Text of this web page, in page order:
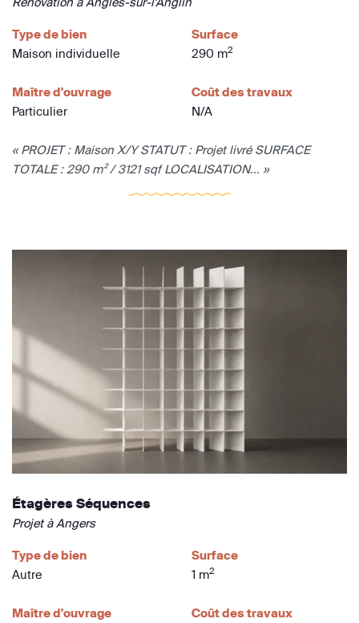
Type de bien
Maison individuelle
Surface
290 m2
Maître d'ouvrage
Particulier
Coût des travaux
N/A
« PROJET : Maison X/Y STATUT : Projet livré SURFACE
TOTALE : 290 m² / 3121 sqf LOCALISATION... »
Étagères Séquences
Projet à Angers
Type de bien
Autre
Surface
1 m2
Maître d'ouvrage
Coût des travaux